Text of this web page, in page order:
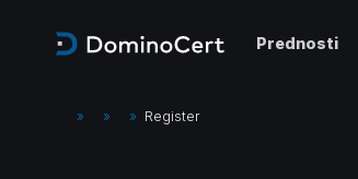
Prednosti
» » » Register